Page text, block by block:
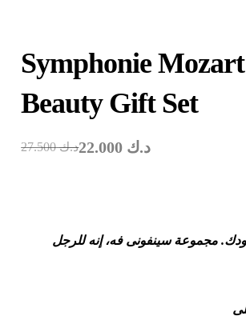
Symphonie
Beauty Gift Set
د.ك27.500 د.ك
مجموعة سينفونى فه، إنه للرجل